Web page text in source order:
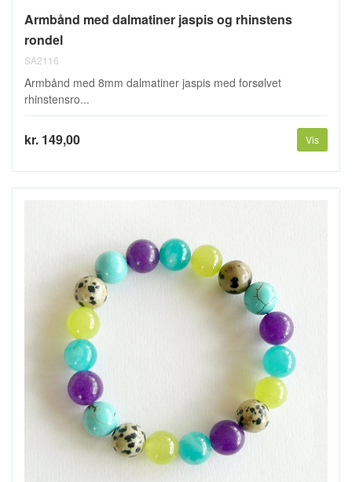
Armbånd med dalmatiner jaspis og rhinstens
rondel
SA2116
Armbånd med 8mm dalmatiner jaspis med forsølvet
rhinstensro...
kr. 149,00 Vis